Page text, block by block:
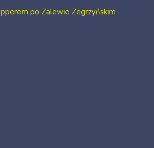
po Zalewie Zegrzyńskim